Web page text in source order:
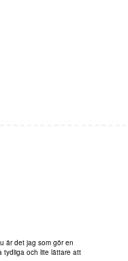
är det jag som gör en
tydliga och lite lättare att